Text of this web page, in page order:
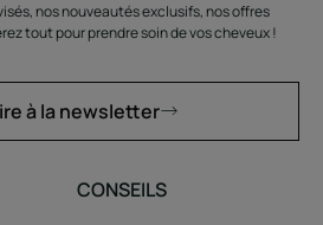
nos nouveautés exclusifs, nos offres
tout pour prendre soin de vos cheveux !
à la newsletter
CONSEILS